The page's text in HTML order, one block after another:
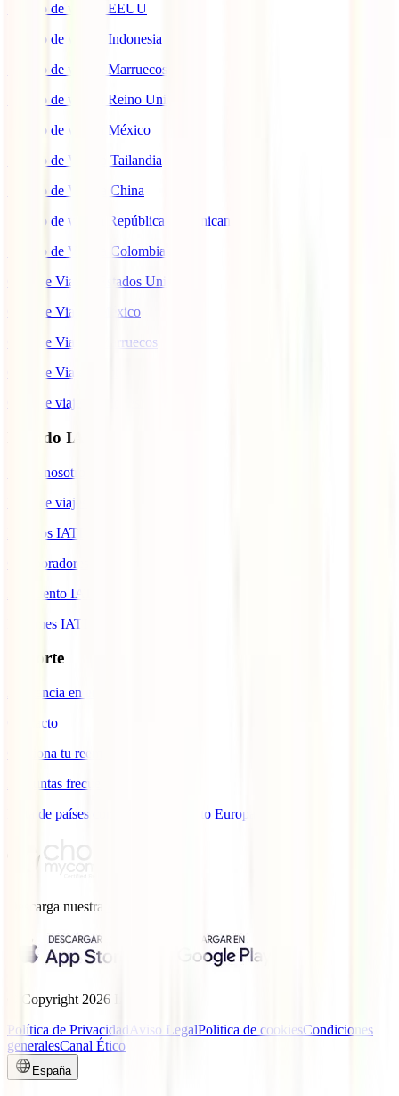
Seguro de viaje a EEUU
Seguro de viaje a Indonesia
Seguro de viaje a Marruecos
Seguro de viaje a Reino Unido
Seguro de viaje a México
Seguro de Viaje a Tailandia
Seguro de Viaje a China
Seguro de viaje a República Dominicana
Seguro de Viaje a Colombia
Guía de Viaje a Estados Unidos
Guía de Viaje a México
Guía de Viaje a Marruecos
Guía de Viaje a Cuba
Guía de viaje a Indonesia
Mundo IATI
Sobre nosotros
Blog de viajes
Premios IATI
Colaboradores IATI
Descuento IATI
Informes IATI
Soporte
Asistencia en emergencias
Contacto
Gestiona tu reembolso
Preguntas frecuentes
Lista de países con cobertura ámbito Europa
Descarga nuestra
© Copyright 2026
Política de Privacidad Aviso LegalPolitica de cookiesCondiciones
generalesCanal Ético
España